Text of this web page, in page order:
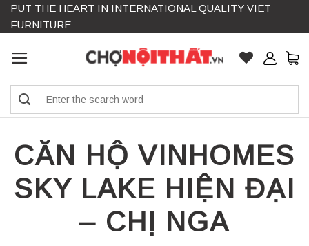
Skip
PUT THE HEART IN INTERNATIONAL QUALITY VIET
FURNITURE
CĂN HỘ VINHOMES
SKY LAKE HIỆN ĐẠI
– CHỊ NGA